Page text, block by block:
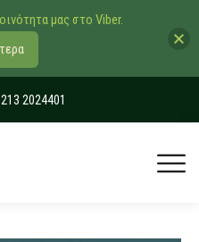
2024401
μας στο Viber.